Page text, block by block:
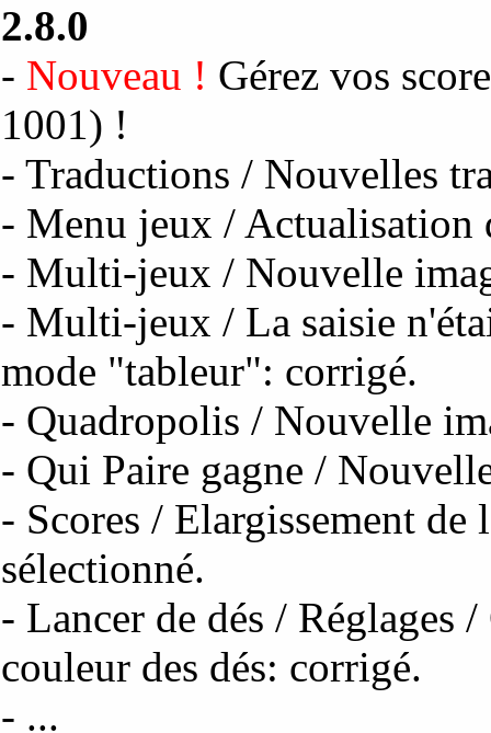
2.8.0
- Nouveau ! Gérez vos
1001) !
- Traductions / Nouvelles
- Menu jeux / Actualisation
- Multi-jeux / Nouvelle
- Multi-jeux / La saisie
mode "tableur": corrigé.
- Quadropolis / Nouvelle
- Qui Paire gagne /
- Scores / Elargissement
sélectionné.
- Lancer de dés / Réglages
couleur des dés: corrigé.
- ...